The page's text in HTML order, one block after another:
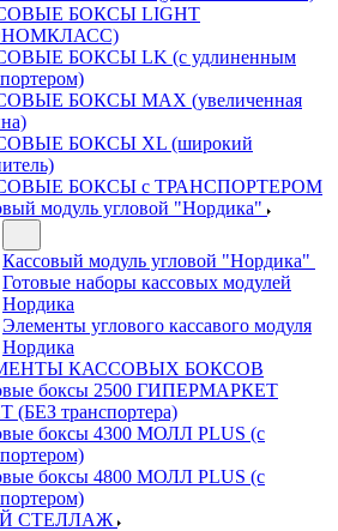
БОКСЫ LIGHT
БОКСЫ LK (с удлиненным
БОКСЫ MAX (увеличенная
БОКСЫ XL (широкий
БОКСЫ с ТРАНСПОРТЕРОМ
модуль угловой "Нордика"
Кассовый модуль угловой "Нордика"
Готовые наборы кассовых модулей
Нордика
Элементы углового кассавого модуля
Нордика
КАССОВЫХ БОКСОВ
боксы 2500 ГИПЕРМАРКЕТ
(БЕЗ транспортера)
боксы 4300 МОЛЛ PLUS (с
боксы 4800 МОЛЛ PLUS (с
СТЕЛЛАЖ